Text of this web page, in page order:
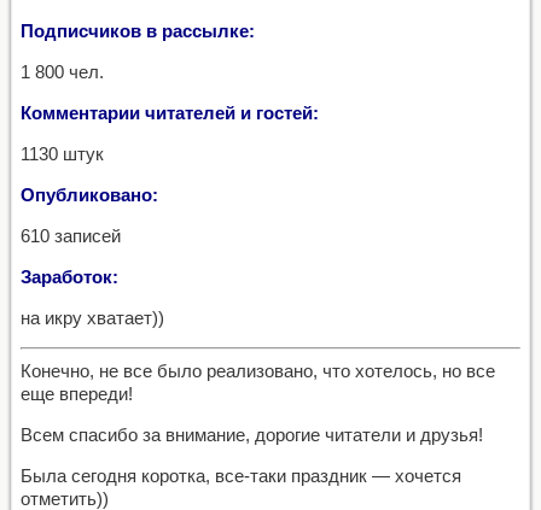
Подписчиков в рассылке:
1 800 чел.
Комментарии читателей и гостей:
1130 штук
Опубликовано:
610 записей
Заработок:
на икру хватает))
Конечно, не все было реализовано, что хотелось, но все
еще впереди!
Всем спасибо за внимание, дорогие читатели и друзья!
Была сегодня коротка, все-таки праздник — хочется
отметить))